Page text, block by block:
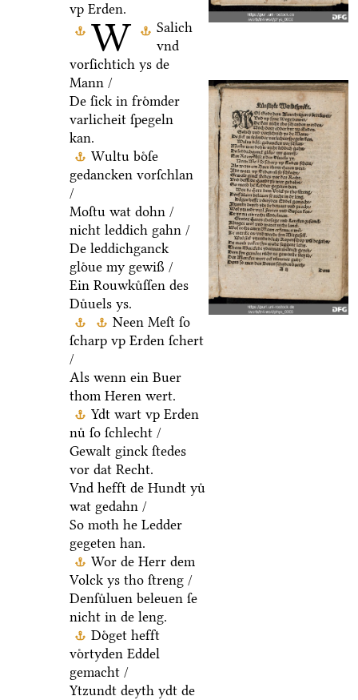
W
vp Erden.
Salich
vnd
vorſichtich ys de
Mann /
De ſick in froͤmder
varlicheit ſpegeln
kan.
Wultu boͤſe
gedancken vorſchlan
/
Moſtu wat dohn /
nicht leddich gahn /
De leddichganck
gloͤue my gewiß /
Ein Rouwkuͤſſen des
Duͤuels ys.
Neen Meſt ſo
ſcharp vp Erden ſchert
/
Als wenn ein Buer
thom Heren wert.
Ydt wart vp Erden
nuͤ ſo ſchlecht /
Gewalt ginck ſtedes
vor dat Recht.
Vnd hefft de Hundt yuͤ
wat gedahn /
So moth he Ledder
gegeten han.
Wor de Herr dem
Volck ys tho ſtreng /
Denſuͤluen beleuen ſe
nicht in de leng.
Doͤget hefft
voͤrtyden Eddel
gemacht /
Ytzundt deyth ydt de